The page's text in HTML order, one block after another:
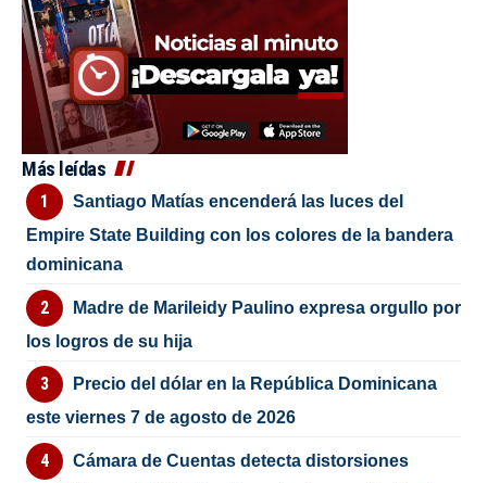
Más leídas
Santiago Matías encenderá las luces del
Empire State Building con los colores de la bandera
dominicana
Madre de Marileidy Paulino expresa orgullo por
los logros de su hija
Precio del dólar en la República Dominicana
este viernes 7 de agosto de 2026
Cámara de Cuentas detecta distorsiones